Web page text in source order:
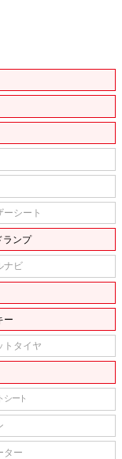
ーシート
ランプ
ナビ
ー
トタイヤ
シート
ター